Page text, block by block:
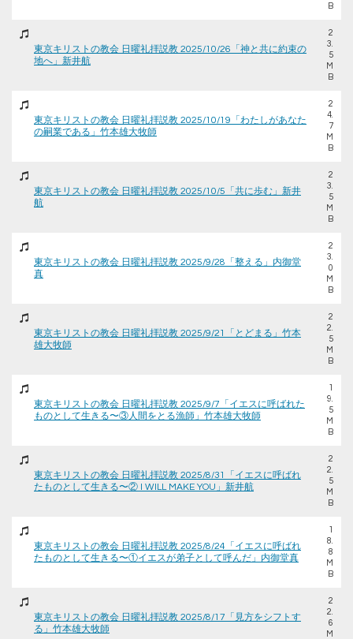
B
東京キリストの教会 日曜礼拝説教 2025/10/26「神と共に約束の
地へ」新井航
2
3.
5
M
B
東京キリストの教会 日曜礼拝説教 2025/10/19「わたしがあなた
の嗣業である」竹本雄大牧師
2
4.
7
M
B
東京キリストの教会 日曜礼拝説教 2025/10/5「共に歩む」新井
航
2
3.
5
M
B
東京キリストの教会 日曜礼拝説教 2025/9/28「整える」内御堂
真
2
3.
0
M
B
東京キリストの教会 日曜礼拝説教 2025/9/21「とどまる」竹本
雄大牧師
2
2.
5
M
B
東京キリストの教会 日曜礼拝説教 2025/9/7「イエスに呼ばれた
ものとして生きる〜③人間をとる漁師」竹本雄大牧師
1
9.
5
M
B
東京キリストの教会 日曜礼拝説教 2025/8/31「イエスに呼ばれ
たものとして生きる〜② I WILL MAKE YOU」新井航
2
2.
5
M
B
東京キリストの教会 日曜礼拝説教 2025/8/24「イエスに呼ばれ
たものとして生きる〜①イエスが弟子として呼んだ」内御堂真
1
8.
8
M
B
東京キリストの教会 日曜礼拝説教 2025/8/17「見方をシフトす
る」竹本雄大牧師
2
2.
6
M